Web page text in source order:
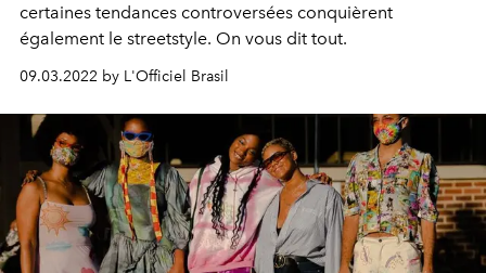
certaines tendances controversées conquièrent
également le streetstyle. On vous dit tout.
09.03.2022 by L'Officiel Brasil